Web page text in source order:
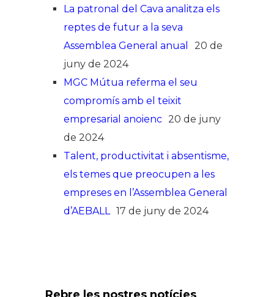
La patronal del Cava analitza els
reptes de futur a la seva
Assemblea General anual
20 de
juny de 2024
MGC Mútua referma el seu
compromís amb el teixit
empresarial anoienc 20 de juny
de 2024
Talent, productivitat i absentisme,
els temes que preocupen a les
empreses en l’Assemblea General
d’AEBALL 17 de juny de 2024